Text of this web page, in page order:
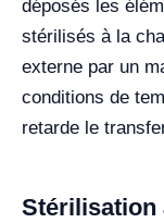
déposés les
stérilisés à la
externe par un
conditions de
retarde le
Stérilisation